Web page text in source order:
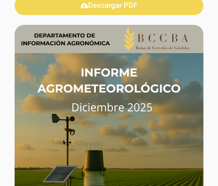
Descargar PDF